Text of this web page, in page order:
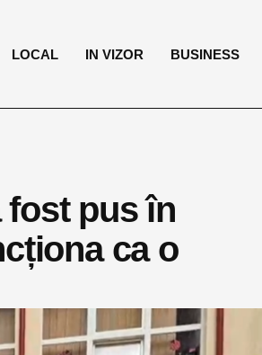
LOCAL IN VIZOR BUSINESS
pus în
ca o